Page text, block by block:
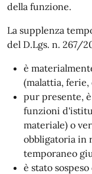
della funzione.
La supplenza
del D.Lgs. n. 267/
è
(malattia, ferie,
pur presente,
funzioni
materiale) o
obbligatoria in
temporaneo
è stato